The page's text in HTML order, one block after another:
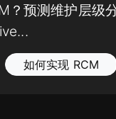
？预测维护层级
如何实现 RCM